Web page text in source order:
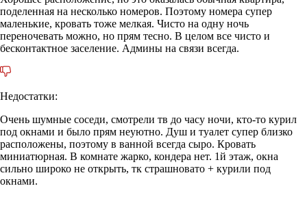
поделенная на несколько номеров. Поэтому номера супер
маленькие, кровать тоже мелкая. Чисто на одну ночь
переночевать можно, но прям тесно. В целом все чисто и
бесконтактное заселение. Админы на связи всегда.
Недостатки:
Очень шумные соседи, смотрели тв до часу ночи, кто-то курил
под окнами и было прям неуютно. Душ и туалет супер близко
расположены, поэтому в ванной всегда сыро. Кровать
миниатюрная. В комнате жарко, кондера нет. 1й этаж, окна
сильно широко не открыть, тк страшновато + курили под
окнами.